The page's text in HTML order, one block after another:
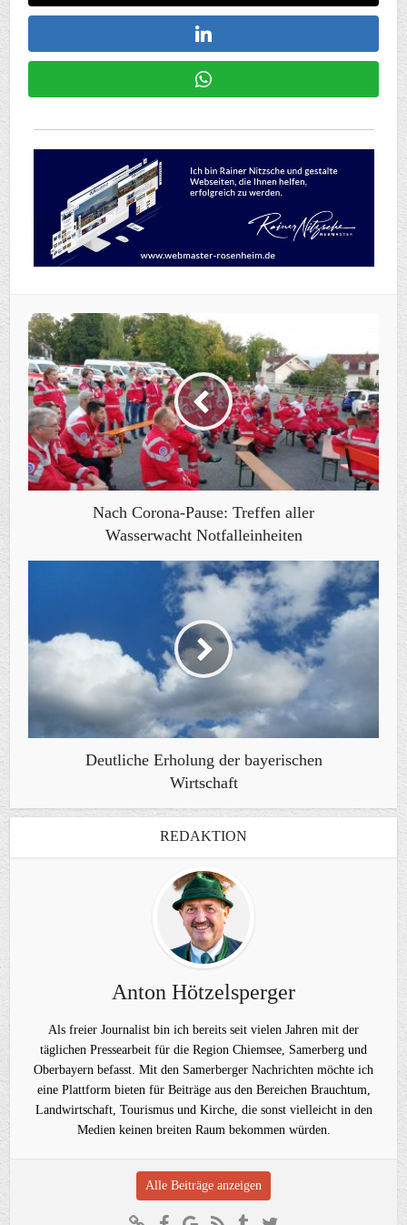
Nach Corona-Pause: Treffen aller
Wasserwacht Notfalleinheiten
Deutliche Erholung der bayerischen
Wirtschaft
REDAKTION
Anton Hötzelsperger
Als freier Journalist bin ich bereits seit vielen Jahren mit der
täglichen Pressearbeit für die Region Chiemsee, Samerberg und
Oberbayern befasst. Mit den Samerberger Nachrichten möchte ich
eine Plattform bieten für Beiträge aus den Bereichen Brauchtum,
Landwirtschaft, Tourismus und Kirche, die sonst vielleicht in den
Medien keinen breiten Raum bekommen würden.
Alle Beiträge anzeigen